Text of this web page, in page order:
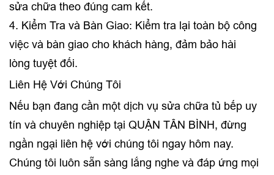
sửa chữa theo đúng cam kết.
4. Kiểm Tra và Bàn Giao: Kiểm tra lại toàn bộ công
việc và bàn giao cho khách hàng, đảm bảo hài
lòng tuyệt đối.
Liên Hệ Với Chúng Tôi
Nếu bạn đang cần một dịch vụ sửa chữa tủ bếp uy
tín và chuyên nghiệp tại QUẬN TÂN BÌNH, đừng
ngần ngại liên hệ với chúng tôi ngay hôm nay.
Chúng tôi luôn sẵn sàng lắng nghe và đáp ứng mọi